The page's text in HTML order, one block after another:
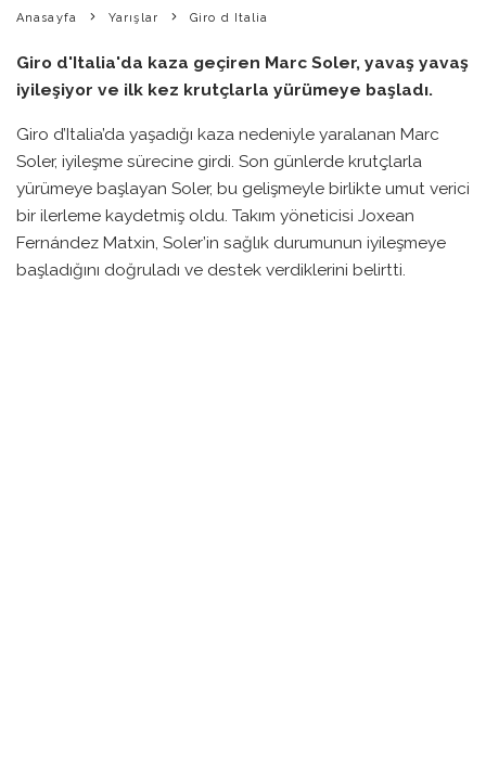
Anasayfa Yarışlar Giro d Italia
Giro d'Italia'da kaza geçiren Marc Soler, yavaş yavaş
iyileşiyor ve ilk kez krutçlarla yürümeye başladı.
Giro d’Italia’da yaşadığı kaza nedeniyle yaralanan Marc
Soler, iyileşme sürecine girdi. Son günlerde krutçlarla
yürümeye başlayan Soler, bu gelişmeyle birlikte umut verici
bir ilerleme kaydetmiş oldu. Takım yöneticisi Joxean
Fernández Matxin, Soler’in sağlık durumunun iyileşmeye
başladığını doğruladı ve destek verdiklerini belirtti.